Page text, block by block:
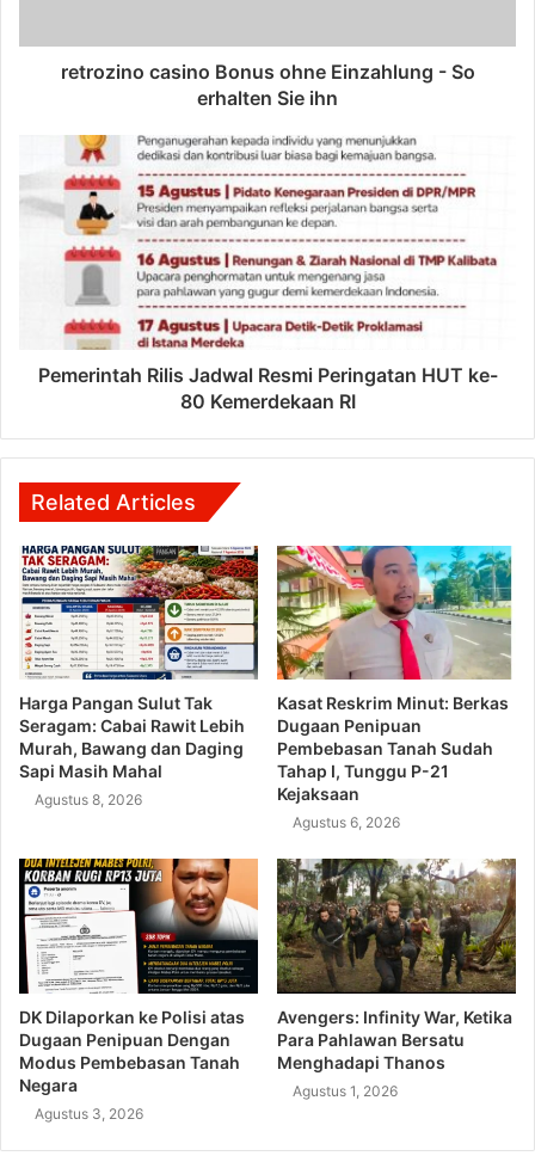
retrozino casino Bonus ohne Einzahlung - So
erhalten Sie ihn
Pemerintah Rilis Jadwal Resmi Peringatan HUT ke-
80 Kemerdekaan RI
Related Articles
Harga Pangan Sulut Tak
Seragam: Cabai Rawit Lebih
Murah, Bawang dan Daging
Sapi Masih Mahal
Agustus 8, 2026
Kasat Reskrim Minut: Berkas
Dugaan Penipuan
Pembebasan Tanah Sudah
Tahap I, Tunggu P-21
Kejaksaan
Agustus 6, 2026
DK Dilaporkan ke Polisi atas
Dugaan Penipuan Dengan
Modus Pembebasan Tanah
Negara
Agustus 3, 2026
Avengers: Infinity War, Ketika
Para Pahlawan Bersatu
Menghadapi Thanos
Agustus 1, 2026